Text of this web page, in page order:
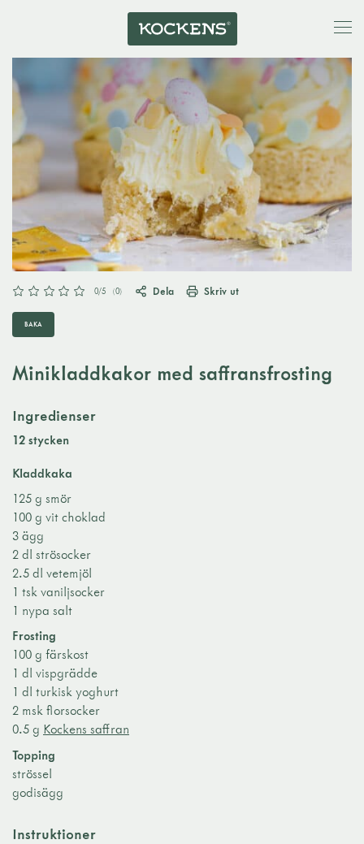
0/5 (0) Dela Skriv ut
BAKA
Minikladdkakor med saffransfrosting
Ingredienser
12 stycken
Kladdkaka
125 g smör
100 g vit choklad
3 ägg
2 dl strösocker
2.5 dl vetemjöl
1 tsk vaniljsocker
1 nypa salt
Frosting
100 g färskost
1 dl vispgrädde
1 dl turkisk yoghurt
2 msk florsocker
0.5 g Kockens saffran
Topping
strössel
godisägg
Instruktioner